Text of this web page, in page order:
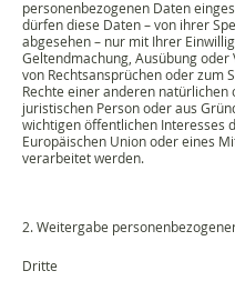
personenbezogenen Daten
dürfen diese Daten – von ihrer
abgesehen – nur mit Ihrer
Geltendmachung, Ausübung oder
von Rechtsansprüchen oder zum
Rechte einer anderen natürlichen
juristischen Person oder aus
wichtigen öffentlichen Interesses
Europäischen Union oder eines
verarbeitet werden.
2. Weitergabe
Dritte